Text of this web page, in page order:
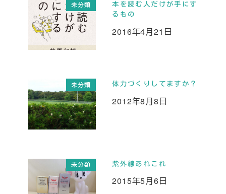
未分類
本を読む人だけが手にす
るもの
投稿日
2016年4月21日
未分類 体力づくりしてますか？
投稿日
2012年8月8日
未分類 紫外線あれこれ
投稿日
2015年5月6日